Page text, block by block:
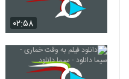
۰۲:۵۸